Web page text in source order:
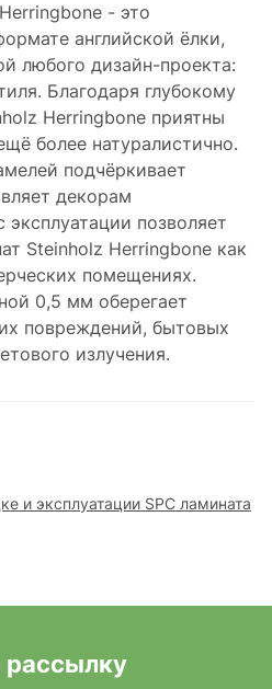
- это
английской ёлки,
любого дизайн-проекта:
Благодаря глубокому
Herringbone приятны
более натуралистично.
подчёркивает
декорам
эксплуатации позволяет
Steinholz Herringbone как
помещениях.
0,5 мм оберегает
повреждений, бытовых
излучения.
и эксплуатации SPC ламината
рассылку